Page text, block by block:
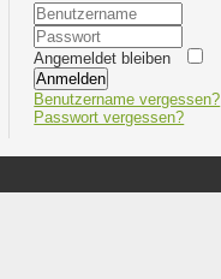
Angemeldet bleiben
Anmelden
Benutzername vergessen?
Passwort vergessen?